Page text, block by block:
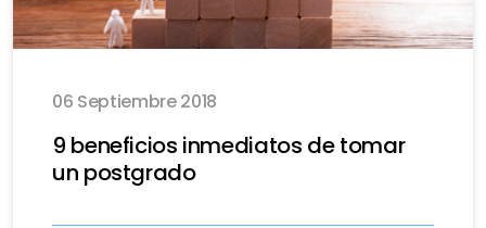
06 Septiembre 2018
9 beneficios inmediatos de tomar
un postgrado